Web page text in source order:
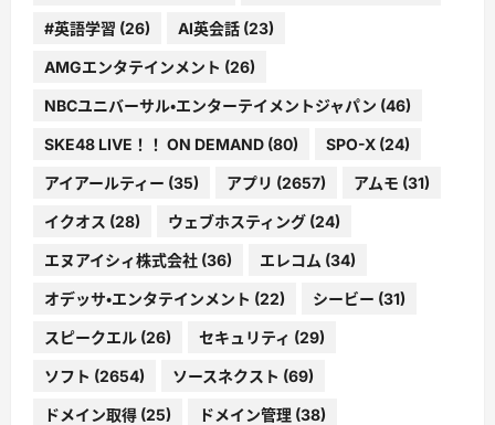
#英語学習 (26) AI英会話 (23)
AMGエンタテインメント (26)
NBCユニバーサル・エンターテイメントジャパン (46)
SKE48 LIVE！！ ON DEMAND (80) SPO-X (24)
アイアールティー (35) アプリ (2657) アムモ (31)
イクオス (28) ウェブホスティング (24)
エヌアイシィ株式会社 (36) エレコム (34)
オデッサ・エンタテインメント (22) シービー (31)
スピークエル (26) セキュリティ (29)
ソフト (2654) ソースネクスト (69)
ドメイン取得 (25) ドメイン管理 (38)